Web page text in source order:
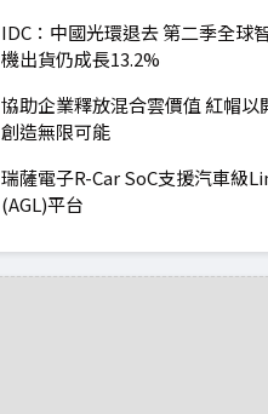
IDC：中國光環退去 第二季全球
機出貨仍成長13.2%
協助企業釋放混合雲價值 紅帽以
創造無限可能
瑞薩電子R-Car SoC支援汽車級
(AGL)平台